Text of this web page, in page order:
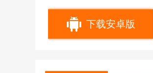
下载安卓版